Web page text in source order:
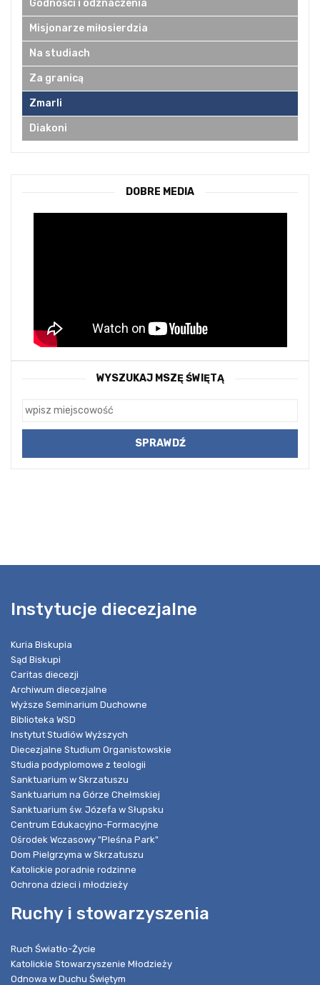
Godności i odznaczenia
Misjonarze miłosierdzia
Na studiach
Za granicą
Zmarli
Diakoni
DOBRE MEDIA
WYSZUKAJ MSZĘ ŚWIĘTĄ
Instytucje diecezjalne
Kuria Biskupia
Sąd Biskupi
Caritas diecezji
Archiwum diecezjalne
Wyższe Seminarium Duchowne
Biblioteka WSD
Instytut Studiów Wyższych
Diecezjalne Studium Organistowskie
Studia podyplomowe z teologii
Sanktuarium w Skrzatuszu
Sanktuarium na Górze Chełmskiej
Sanktuarium św. Józefa w Słupsku
Centrum Edukacyjno-Formacyjne
Ośrodek Wczasowy "Pleśna Park"
Dom Pielgrzyma w Skrzatuszu
Katolickie poradnie rodzinne
Ochrona dzieci i młodzieży
Ruchy i stowarzyszenia
Ruch Światło-Życie
Katolickie Stowarzyszenie Młodzieży
Odnowa w Duchu Świętym